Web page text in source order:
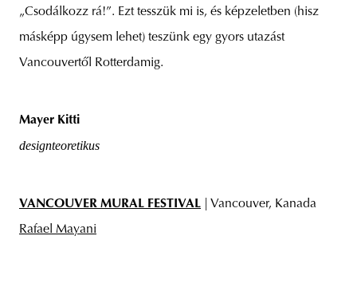
„Csodálkozz rá!”. Ezt tesszük mi is, és képzeletben (hisz
másképp úgysem lehet) teszünk egy gyors utazást
Vancouvertől Rotterdamig.
Mayer Kitti
designteoretikus
VANCOUVER MURAL FESTIVAL | Vancouver, Kanada
Rafael Mayani